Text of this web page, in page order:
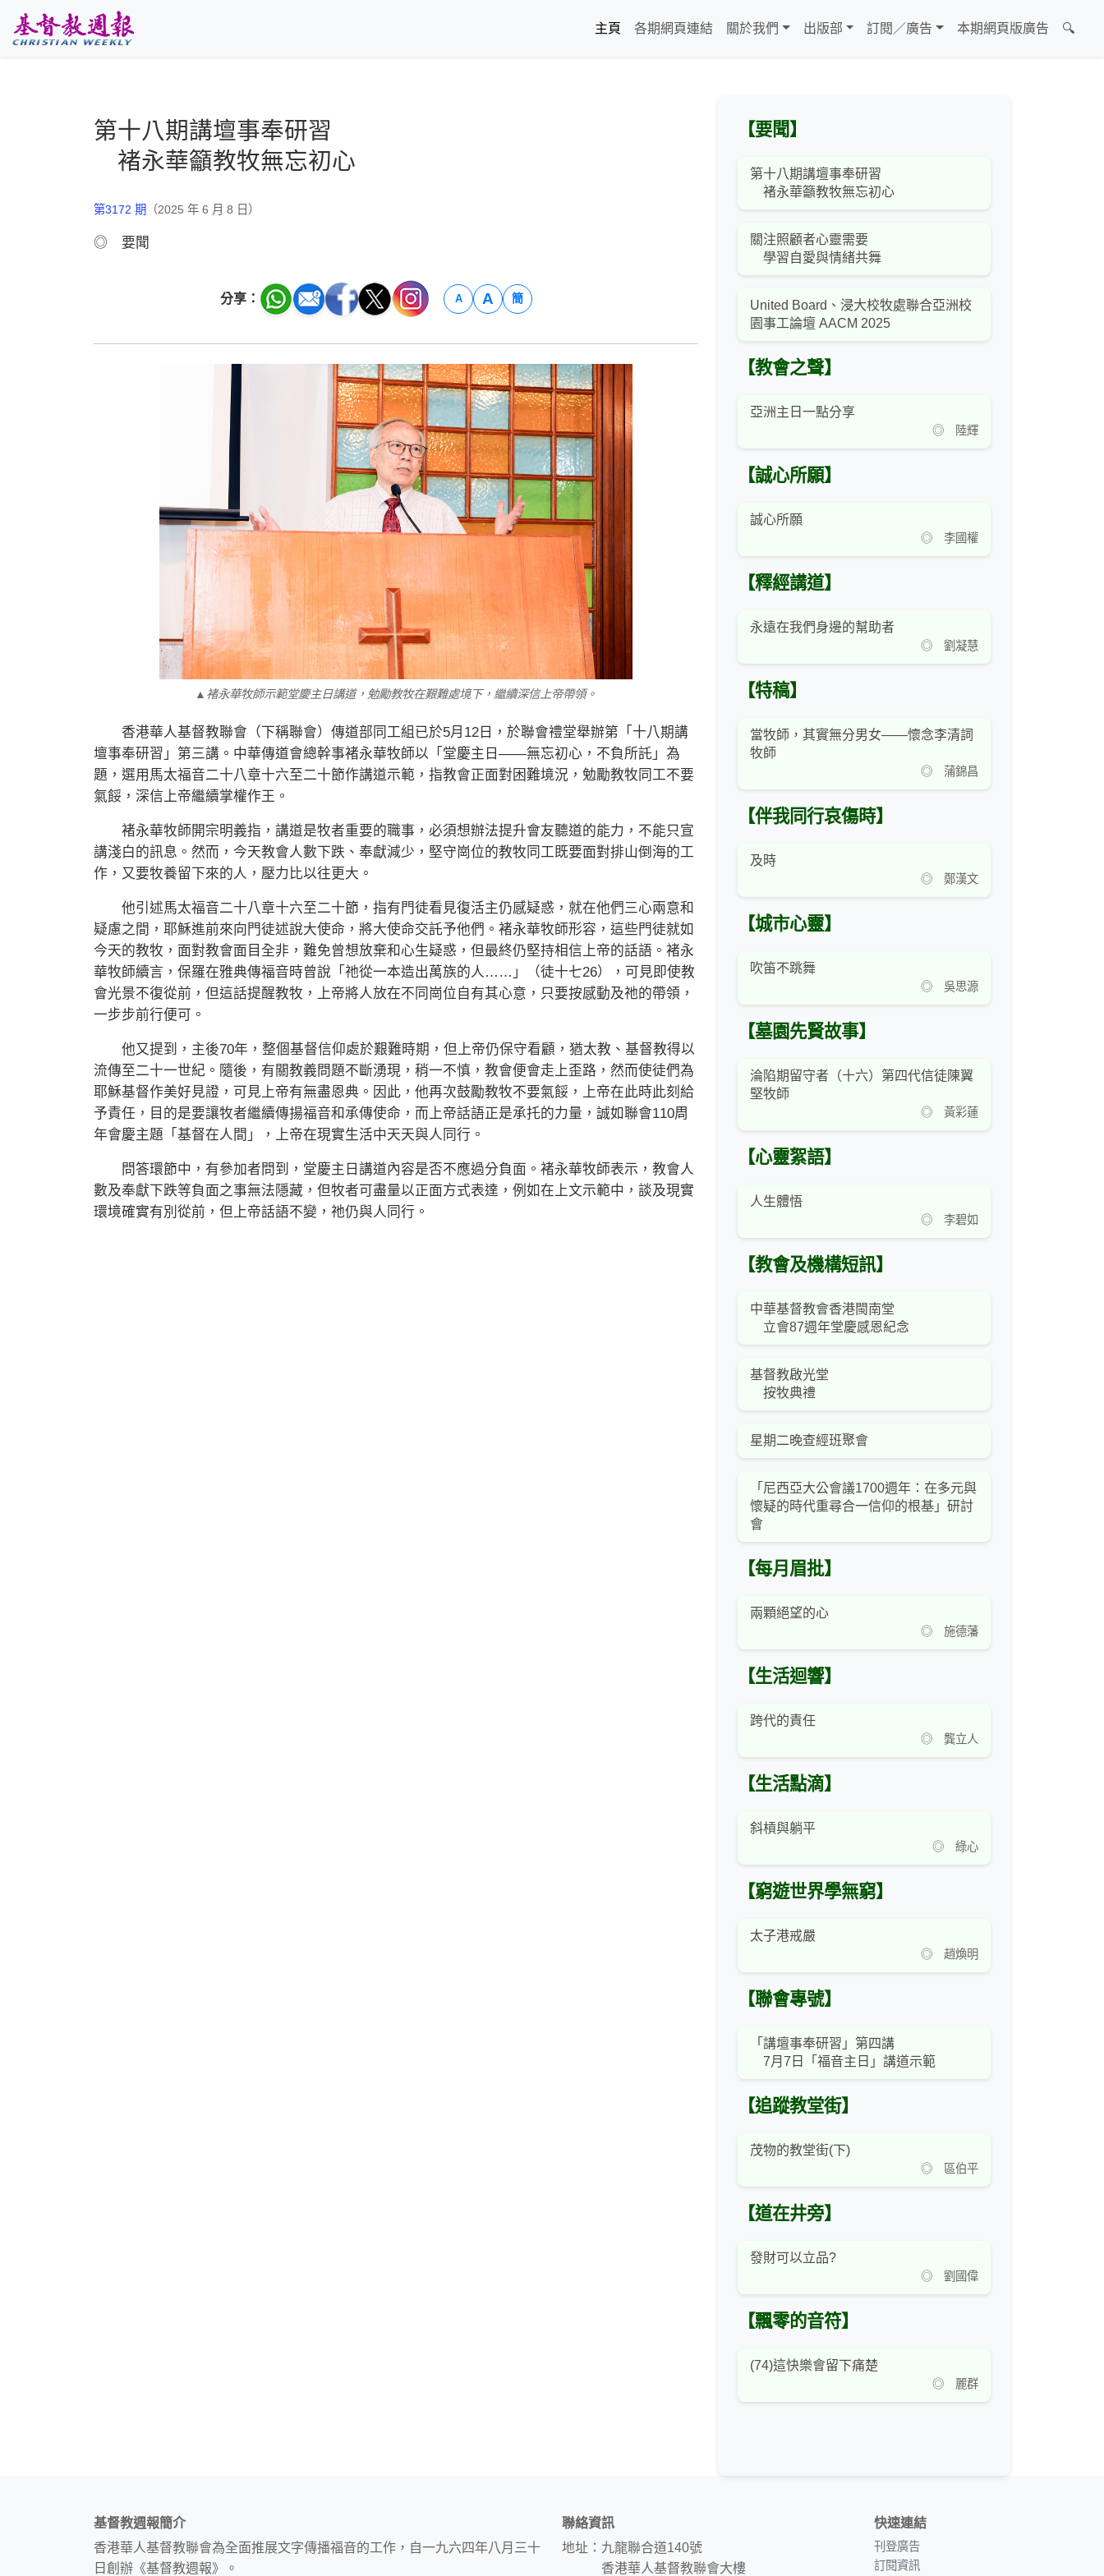
主頁
各期網頁連結 關於我們 出版部 訂閱／廣告 本期網頁版廣告 🔍
第十八期講壇事奉研習
褚永華籲教牧無忘初心
第3172 期 （2025 年 6 月 8 日）
◎ 要聞
分享： A A 簡
▲褚永華牧師示範堂慶主日講道，勉勵教牧在艱難處境下，繼續深信上帝帶領。
香港華人基督教聯會（下稱聯會）傳道部同工組已於5月12日，於聯會禮堂舉辦第「十八期講
壇事奉研習」第三講。中華傳道會總幹事褚永華牧師以「堂慶主日——無忘初心，不負所託」為
題，選用馬太福音二十八章十六至二十節作講道示範，指教會正面對困難境況，勉勵教牧同工不要
氣餒，深信上帝繼續掌權作王。
褚永華牧師開宗明義指，講道是牧者重要的職事，必須想辦法提升會友聽道的能力，不能只宣
講淺白的訊息。然而，今天教會人數下跌、奉獻減少，堅守崗位的教牧同工既要面對排山倒海的工
作，又要牧養留下來的人，壓力比以往更大。
他引述馬太福音二十八章十六至二十節，指有門徒看見復活主仍感疑惑，就在他們三心兩意和
疑慮之間，耶穌進前來向門徒述說大使命，將大使命交託予他們。褚永華牧師形容，這些門徒就如
今天的教牧，面對教會面目全非，難免曾想放棄和心生疑惑，但最終仍堅持相信上帝的話語。褚永
華牧師續言，保羅在雅典傳福音時曾說「祂從一本造出萬族的人……」（徒十七26），可見即使教
會光景不復從前，但這話提醒教牧，上帝將人放在不同崗位自有其心意，只要按感動及祂的帶領，
一步步前行便可。
他又提到，主後70年，整個基督信仰處於艱難時期，但上帝仍保守看顧，猶太教、基督教得以
流傳至二十一世紀。隨後，有關教義問題不斷湧現，稍一不慎，教會便會走上歪路，然而使徒們為
耶穌基督作美好見證，可見上帝有無盡恩典。因此，他再次鼓勵教牧不要氣餒，上帝在此時此刻給
予責任，目的是要讓牧者繼續傳揚福音和承傳使命，而上帝話語正是承托的力量，誠如聯會110周
年會慶主題「基督在人間」，上帝在現實生活中天天與人同行。
問答環節中，有參加者問到，堂慶主日講道內容是否不應過分負面。褚永華牧師表示，教會人
數及奉獻下跌等負面之事無法隱藏，但牧者可盡量以正面方式表達，例如在上文示範中，談及現實
環境確實有別從前，但上帝話語不變，祂仍與人同行。
【要聞】
第十八期講壇事奉研習
褚永華籲教牧無忘初心
關注照顧者心靈需要
學習自愛與情緒共舞
United Board、浸大校牧處聯合亞洲校
園事工論壇 AACM 2025
【教會之聲】
亞洲主日一點分享
◎ 陸輝
【誠心所願】
誠心所願
◎ 李國權
【釋經講道】
永遠在我們身邊的幫助者
◎ 劉凝慧
【特稿】
當牧師，其實無分男女——懷念李清詞
牧師
◎ 蒲錦昌
【伴我同行哀傷時】
及時
◎ 鄭漢文
【城市心靈】
吹笛不跳舞
◎ 吳思源
【墓園先賢故事】
淪陷期留守者（十六）第四代信徒陳翼
堅牧師
◎ 黃彩蓮
【心靈絮語】
人生體悟
◎ 李碧如
【教會及機構短訊】
中華基督教會香港閩南堂
立會87週年堂慶感恩紀念
基督教啟光堂
按牧典禮
星期二晚查經班聚會
「尼西亞大公會議1700週年：在多元與
懷疑的時代重尋合一信仰的根基」研討
會
【每月眉批】
兩顆絕望的心
◎ 施德藩
【生活迴響】
跨代的責任
◎ 龔立人
【生活點滴】
斜槓與躺平
◎ 綠心
【窮遊世界學無窮】
太子港戒嚴
◎ 趙煥明
【聯會專號】
「講壇事奉研習」第四講
7月7日「福音主日」講道示範
【追蹤教堂街】
茂物的教堂街(下)
◎ 區伯平
【道在井旁】
發財可以立品?
◎ 劉國偉
【飄零的音符】
(74)這快樂會留下痛楚
◎ 麗群
基督教週報簡介
香港華人基督教聯會為全面推展文字傳播福音的工作，自一九六四年八月三十
日創辦《基督教週報》。
聯絡資訊
地址：九龍聯合道140號
香港華人基督教聯會大樓
快速連結
刊登廣告
訂閱資訊